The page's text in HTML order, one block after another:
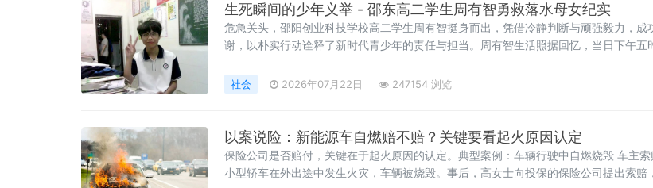
生死瞬间的少年义举 - 邵东高二学生周有智勇救落水母女纪实
危急关头，邵阳创业科技学校高二学生周有智挺身而出，凭借冷静判断与顽强毅力，
谢，以朴实行动诠释了新时代青少年的责任与担当。周有智生活照据回忆，当日下午五
社会 2026年07月22日 247154 浏览
以案说险：新能源车自燃赔不赔？关键要看起火原因认定
保险公司是否赔付，关键在于起火原因的认定。典型案例：车辆行驶中自燃烧毁 车主
小型轿车在外出途中发生火灾，车辆被烧毁。事后，高女士向投保的保险公司提出索赔